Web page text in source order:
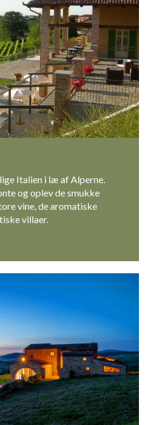
Italien i læ af Alperne.
og oplev de smukke
vine, de aromatiske
villaer.